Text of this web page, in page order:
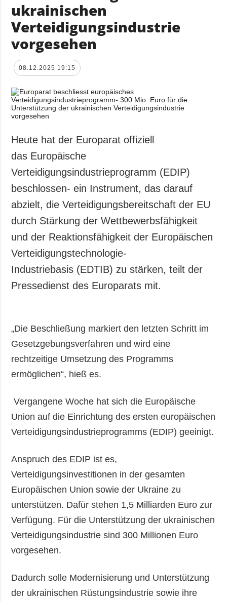
ukrainischen
Verteidigungsindustrie
vorgesehen
08.12.2025 19:15
Heute hat der Europarat offiziell
das Europäische
Verteidigungsindustrieprogramm (EDIP)
beschlossen- ein Instrument, das darauf
abzielt, die Verteidigungsbereitschaft der EU
durch Stärkung der Wettbewerbsfähigkeit
und der Reaktionsfähigkeit der Europäischen
Verteidigungstechnologie-
Industriebasis (EDTIB) zu stärken, teilt der
Pressedienst des Europarats mit.
„Die Beschließung markiert den letzten Schritt im
Gesetzgebungsverfahren und wird eine
rechtzeitige Umsetzung des Programms
ermöglichen“, hieß es.
Vergangene Woche hat sich die Europäische
Union auf die Einrichtung des ersten europäischen
Verteidigungsindustrieprogramms (EDIP) geeinigt.
Anspruch des EDIP ist es,
Verteidigungsinvestitionen in der gesamten
Europäischen Union sowie der Ukraine zu
unterstützen. Dafür stehen 1,5 Milliarden Euro zur
Verfügung. Für die Unterstützung der ukrainischen
Verteidigungsindustrie sind 300 Millionen Euro
vorgesehen.
Dadurch solle Modernisierung und Unterstützung
der ukrainischen Rüstungsindustrie sowie ihre